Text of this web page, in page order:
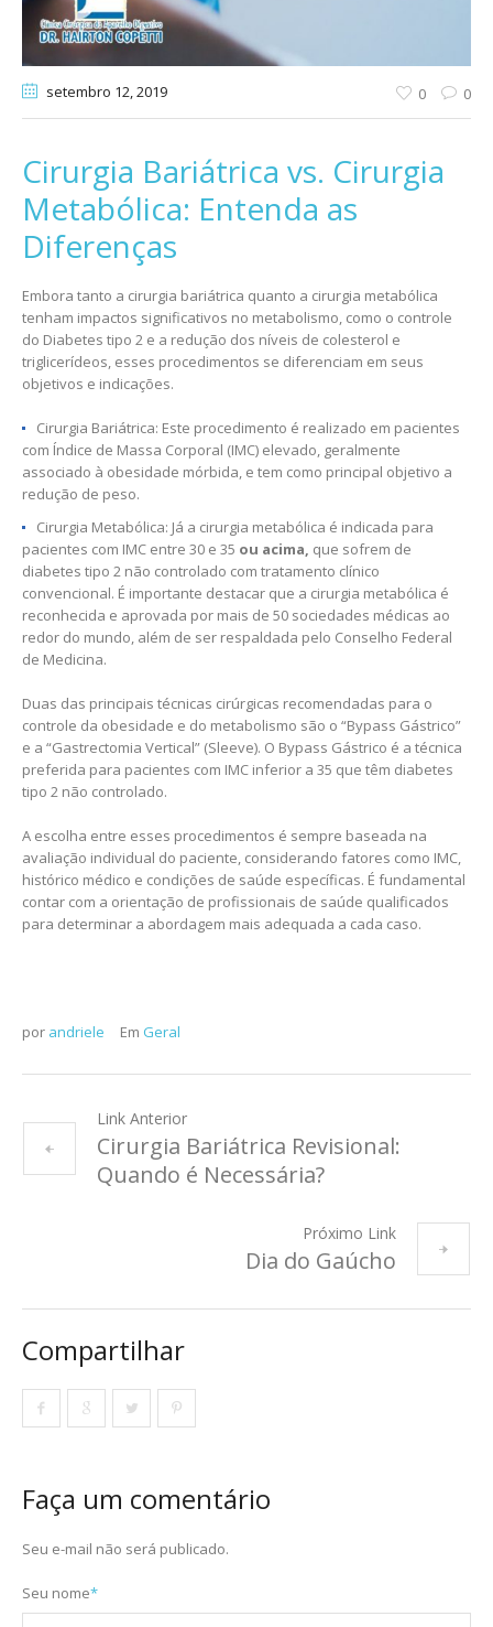
setembro 12, 2019 0 0
Cirurgia Bariátrica vs. Cirurgia
Metabólica: Entenda as
Diferenças
Embora tanto a cirurgia bariátrica quanto a cirurgia metabólica
tenham impactos significativos no metabolismo, como o controle
do Diabetes tipo 2 e a redução dos níveis de colesterol e
triglicerídeos, esses procedimentos se diferenciam em seus
objetivos e indicações.
Cirurgia Bariátrica: Este procedimento é realizado em pacientes
com Índice de Massa Corporal (IMC) elevado, geralmente
associado à obesidade mórbida, e tem como principal objetivo a
redução de peso.
Cirurgia Metabólica: Já a cirurgia metabólica é indicada para
pacientes com IMC entre 30 e 35 ou acima, que sofrem de
diabetes tipo 2 não controlado com tratamento clínico
convencional. É importante destacar que a cirurgia metabólica é
reconhecida e aprovada por mais de 50 sociedades médicas ao
redor do mundo, além de ser respaldada pelo Conselho Federal
de Medicina.
Duas das principais técnicas cirúrgicas recomendadas para o
controle da obesidade e do metabolismo são o “Bypass Gástrico”
e a “Gastrectomia Vertical” (Sleeve). O Bypass Gástrico é a técnica
preferida para pacientes com IMC inferior a 35 que têm diabetes
tipo 2 não controlado.
A escolha entre esses procedimentos é sempre baseada na
avaliação individual do paciente, considerando fatores como IMC,
histórico médico e condições de saúde específicas. É fundamental
contar com a orientação de profissionais de saúde qualificados
para determinar a abordagem mais adequada a cada caso.
por andriele Em Geral
Link Anterior
Cirurgia Bariátrica Revisional:
Quando é Necessária?
Próximo Link
Dia do Gaúcho
Compartilhar
Faça um comentário
Seu e-mail não será publicado.
Seu nome*